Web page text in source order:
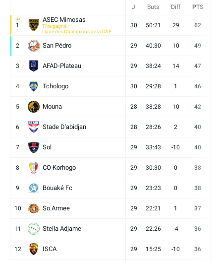
J Buts Diff PTS
1
ASEC Mimosas
Titre gagné
Ligue des Champions de la CAF
30 50:21 29 62
2 San Pédro 29 40:30 10 49
3 AFAD-Plateau 29 38:24 14 47
4 Tchologo 30 29:28 1 46
5 Mouna 28 38:28 10 42
6 Stade D'abidjan 28 28:26 2 40
7 Sol 29 33:43 -10 40
8 CO Korhogo 29 30:30 0 38
9 Bouaké Fc 29 23:23 0 38
10 So Armee 29 22:21 1 37
11 Stella Adjame 29 22:26 -4 36
12 ISCA 29 15:25 -10 36